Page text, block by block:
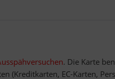
. Die Karte
(Kreditkarten, EC-Karten,